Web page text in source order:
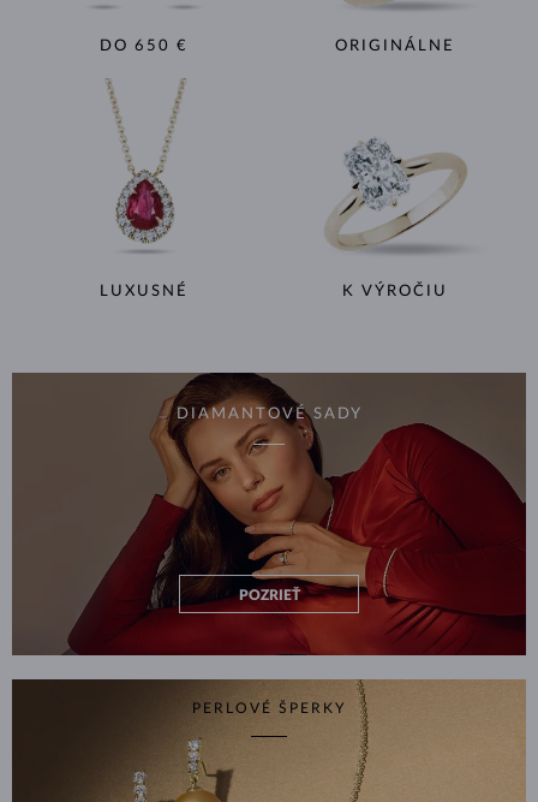
DO 650 € ORIGINÁLNE
LUXUSNÉ K VÝROČIU
DIAMANTOVÉ SADY
POZRIEŤ
PERLOVÉ ŠPERKY